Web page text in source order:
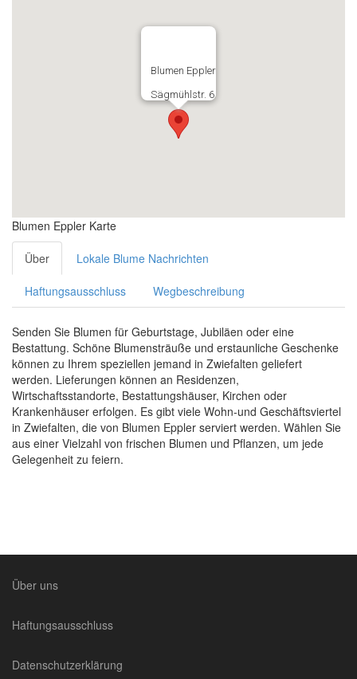
Blumen Eppler
Sägmühlstr. 6
Blumen Eppler Karte
Über Lokale Blume Nachrichten
Haftungsausschluss Wegbeschreibung
Senden Sie Blumen für Geburtstage, Jubiläen oder eine
Bestattung. Schöne Blumensträuße und erstaunliche Geschenke
können zu Ihrem speziellen jemand in Zwiefalten geliefert
werden. Lieferungen können an Residenzen,
Wirtschaftsstandorte, Bestattungshäuser, Kirchen oder
Krankenhäuser erfolgen. Es gibt viele Wohn-und Geschäftsviertel
in Zwiefalten, die von Blumen Eppler serviert werden. Wählen Sie
aus einer Vielzahl von frischen Blumen und Pflanzen, um jede
Gelegenheit zu feiern.
Über uns
Haftungsausschluss
Datenschutzerklärung